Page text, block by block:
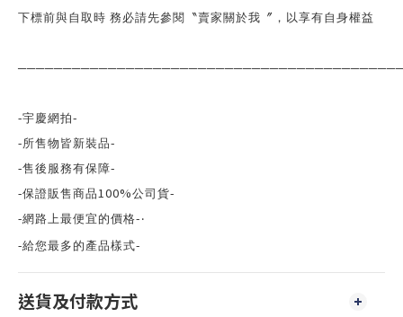
下標前與自取時 務必請先參閱〝賣家關於我〞，以享有自身權益
-宇慶網拍-
-所售物皆新裝品-
-售後服務有保障-
-保證販售商品100%公司貨-
-網路上最便宜的價格- ‧
-給您最多的產品樣式-
送貨及付款方式